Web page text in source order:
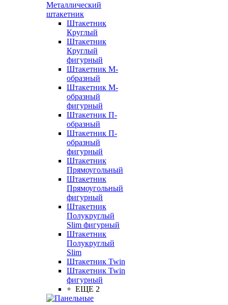
Металлический
штакетник
Штакетник
Круглый
Штакетник
Круглый
фигурный
Штакетник М-
образный
Штакетник М-
образный
фигурный
Штакетник П-
образный
Штакетник П-
образный
фигурный
Штакетник
Прямоугольный
Штакетник
Прямоугольный
фигурный
Штакетник
Полукруглый
Slim фигурный
Штакетник
Полукруглый
Slim
Штакетник Twin
Штакетник Twin
фигурный
+ ЕЩЕ 2